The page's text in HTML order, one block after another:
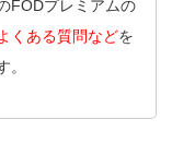
FODプレミアムの
くある質問などを
。